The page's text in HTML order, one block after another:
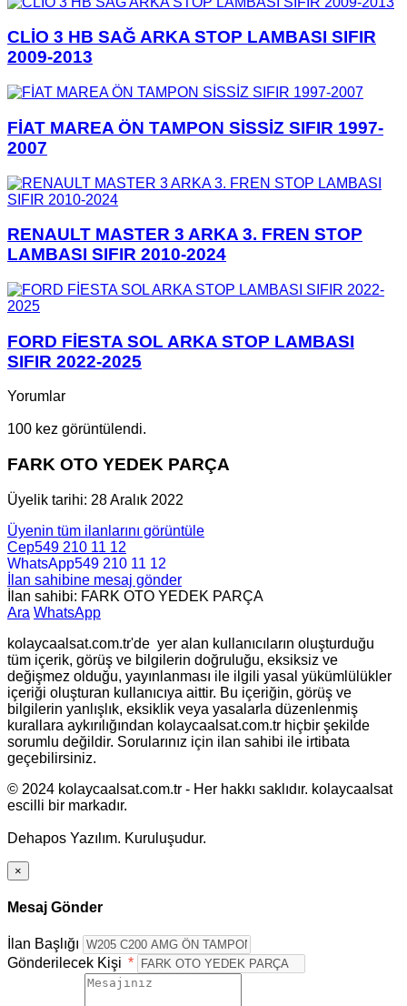
CLİO 3 HB SAĞ ARKA STOP LAMBASI SIFIR
2009-2013
FİAT MAREA ÖN TAMPON SİSSİZ SIFIR 1997-
2007
RENAULT MASTER 3 ARKA 3. FREN STOP
LAMBASI SIFIR 2010-2024
FORD FİESTA SOL ARKA STOP LAMBASI
SIFIR 2022-2025
Yorumlar
100 kez görüntülendi.
FARK OTO YEDEK PARÇA
Üyelik tarihi: 28 Aralık 2022
Üyenin tüm ilanlarını görüntüle
Cep549 210 11 12
WhatsApp549 210 11 12
İlan sahibine mesaj gönder
İlan sahibi: FARK OTO YEDEK PARÇA
Ara WhatsApp
kolaycaalsat.com.tr'de yer alan kullanıcıların oluşturduğu
tüm içerik, görüş ve bilgilerin doğruluğu, eksiksiz ve
değişmez olduğu, yayınlanması ile ilgili yasal yükümlülükler
içeriği oluşturan kullanıcıya aittir. Bu içeriğin, görüş ve
bilgilerin yanlışlık, eksiklik veya yasalarla düzenlenmiş
kurallara aykırılığından kolaycaalsat.com.tr hiçbir şekilde
sorumlu değildir. Sorularınız için ilan sahibi ile irtibata
geçebilirsiniz.
© 2024 kolaycaalsat.com.tr - Her hakkı saklıdır. kolaycaalsat
escilli bir markadır.
Dehapos Yazılım. Kuruluşudur.
×
Mesaj Gönder
İlan Başlığı
Gönderilecek Kişi *